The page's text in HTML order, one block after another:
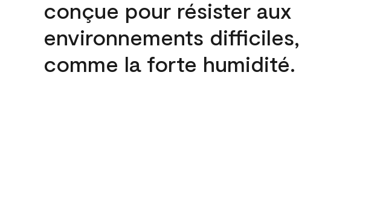
conçue pour résister aux
environnements difficiles,
comme la forte humidité.